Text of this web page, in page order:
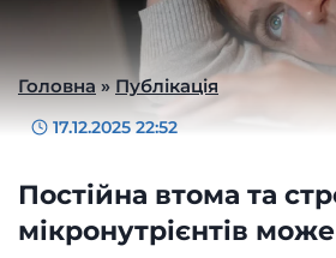
Головна » Публікація
17.12.2025 22:52
Постійна втома та
мікронутрієнтів